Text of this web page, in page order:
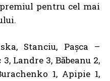
pentru cel mai
Stanciu, Pașca –
Landre 3, Băbeanu 2,
1, Apipie 1,